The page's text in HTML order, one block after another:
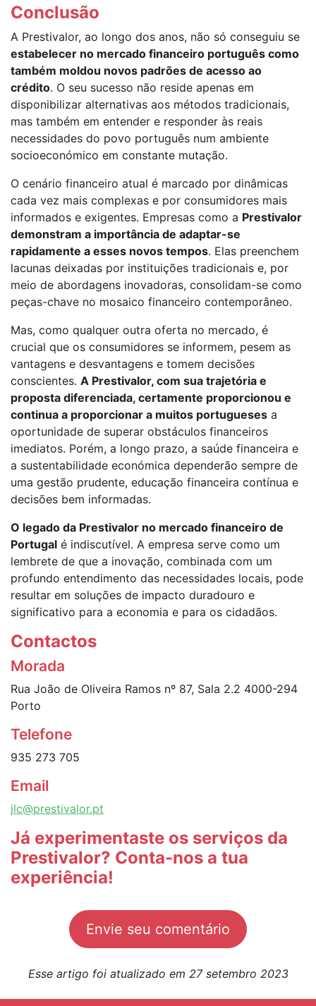
Conclusão
A Prestivalor, ao longo dos anos, não só conseguiu se
estabelecer no mercado financeiro português como
também moldou novos padrões de acesso ao
crédito. O seu sucesso não reside apenas em
disponibilizar alternativas aos métodos tradicionais,
mas também em entender e responder às reais
necessidades do povo português num ambiente
socioeconómico em constante mutação.
O cenário financeiro atual é marcado por dinâmicas
cada vez mais complexas e por consumidores mais
informados e exigentes. Empresas como a Prestivalor
demonstram a importância de adaptar-se
rapidamente a esses novos tempos. Elas preenchem
lacunas deixadas por instituições tradicionais e, por
meio de abordagens inovadoras, consolidam-se como
peças-chave no mosaico financeiro contemporâneo.
Mas, como qualquer outra oferta no mercado, é
crucial que os consumidores se informem, pesem as
vantagens e desvantagens e tomem decisões
conscientes. A Prestivalor, com sua trajetória e
proposta diferenciada, certamente proporcionou e
continua a proporcionar a muitos portugueses a
oportunidade de superar obstáculos financeiros
imediatos. Porém, a longo prazo, a saúde financeira e
a sustentabilidade económica dependerão sempre de
uma gestão prudente, educação financeira contínua e
decisões bem informadas.
O legado da Prestivalor no mercado financeiro de
Portugal é indiscutível. A empresa serve como um
lembrete de que a inovação, combinada com um
profundo entendimento das necessidades locais, pode
resultar em soluções de impacto duradouro e
significativo para a economia e para os cidadãos.
Contactos
Morada
Rua João de Oliveira Ramos nº 87, Sala 2.2 4000-294
Porto
Telefone
935 273 705
Email
jlc@prestivalor.pt
Já experimentaste os serviços da
Prestivalor? Conta-nos a tua
experiência!
Envie seu comentário
Esse artigo foi atualizado em 27 setembro 2023